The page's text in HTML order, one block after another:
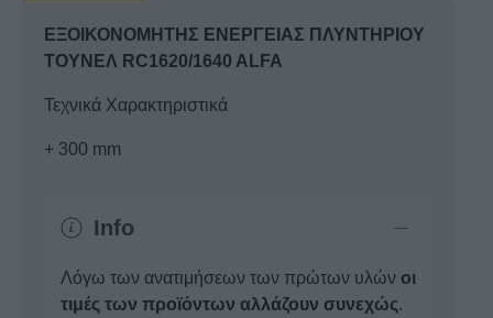
ΕΞΟΙΚΟΝΟΜΗΤΗΣ ΕΝΕΡΓΕΙΑΣ ΠΛΥΝΤΗΡΙΟΥ
ΤΟΥΝΕΛ RC1620/1640 ALFA
Τεχνικά Χαρακτηριστικά
+ 300 mm
Info
Λόγω των ανατιμήσεων των πρώτων υλών οι
τιμές των προϊόντων αλλάζουν συνεχώς.